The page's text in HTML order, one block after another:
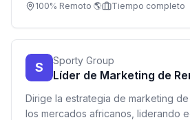
100% Remoto 🌎 Tiempo completo
S Sporty Group
Líder de Marketing de
Dirige la estrategia de marketing
los mercados africanos, liderando